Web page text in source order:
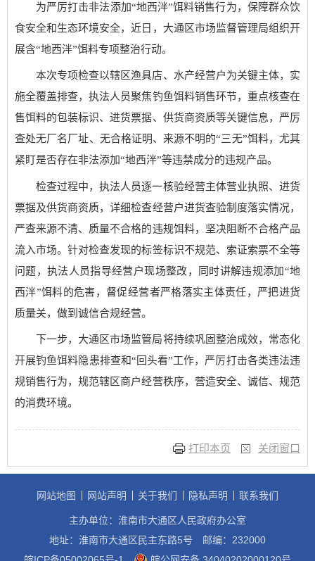
为严厉打击非法添加“地西泮”饵料销售行为，保障群众饮
食安全和生态环境安全，近日，大通区市场监督管理局组织开
展含“地西泮”饵料专项整治行动。
本次专项检查以辖区渔具店、水产经营户为关键主体，实
施全覆盖排查，执法人员聚焦钓鱼饵料销售环节，重点核查在
售饵料的包装标识、进货票据、供货商资质等关键信息，严厉
查处无厂名厂址、无合格证明、来源不明的“三无”饵料，尤其
紧盯是否存在非法添加“地西泮”等违禁成分的违规产品。
检查过程中，执法人员逐一核验经营主体营业执照、进货
票据及供货商资质，详细检查经营户进货查验制度落实情况，
严查来源不清、质量不合格的违规饵料，坚决阻断不合格产品
流入市场。针对检查发现的标签标识不规范、索证索票不全等
问题，执法人员指导经营户现场整改，同时讲解违规添加“地
西泮”饵料的危害，督促经营者严格落实主体责任，严把进货
质量关，做到诚信合规经营。
下一步，大通区市场监管局将持续巩固整治成效，常态化
开展钓鱼饵料隐患排查和“回头看”工作，严厉打击各类违法违
规销售行为，规范辖区商户经营秩序，营造安全、诚信、规范
的消费环境。
打印本页 关闭窗口
网站地图 网站声明 关于我们 隐私声明 联系我们
主办单位：淮南市大通区人民政府办公室
地址：淮南市大通区民主东路5号
邮编：232000